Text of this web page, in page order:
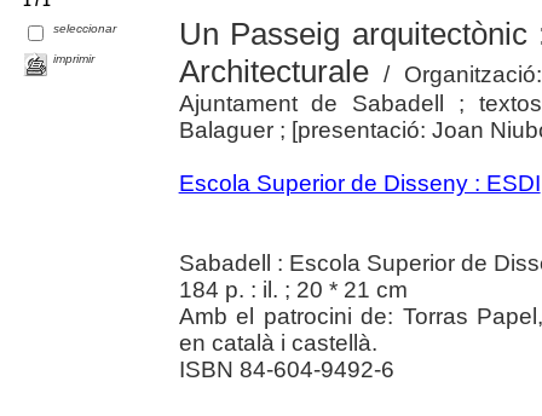
seleccionar
imprimir
Un Passeig
Architecturale/
Ajuntament de Sabadell ;
Balaguer ; [presentació: Joan
Escola Superior de Disseny : ESDI
Sabadell : Escola Superior de
184 p. : il. ; 20 * 21 cm
Amb el patrocini de: Torras
en català i castellà.
ISBN 84-604-9492-6